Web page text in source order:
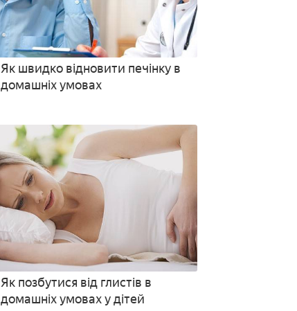
Як швидко відновити печінку в
домашніх умовах
Як позбутися від глистів в
домашніх умовах у дітей